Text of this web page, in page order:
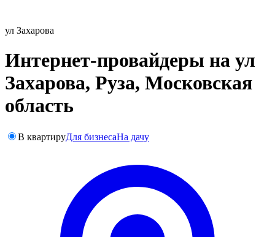
ул Захарова
Интернет-провайдеры на ул
Захарова, Руза, Московская
область
В квартируДля бизнесаНа дачу